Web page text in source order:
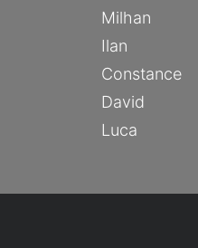
Milhan
Ilan
Constance
David
Luca